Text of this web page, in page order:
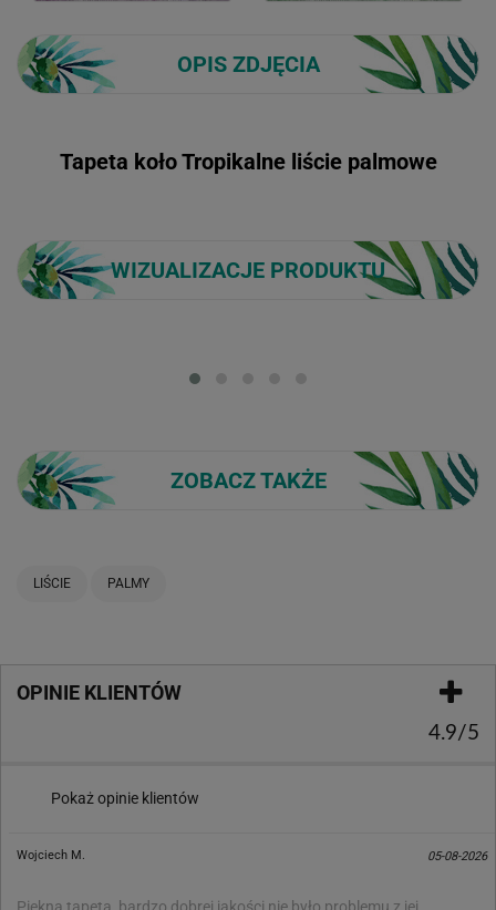
OPIS ZDJĘCIA
Tapeta koło Tropikalne liście palmowe
WIZUALIZACJE PRODUKTU
ZOBACZ TAKŻE
LIŚCIE PALMY
OPINIE KLIENTÓW
4.9/5
Pokaż opinie klientów
Wojciech M. 05-08-2026